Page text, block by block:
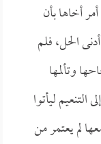
أخاها بأن
الحل، فلم
وتألمها
ليأتوا
لم يعتمر من